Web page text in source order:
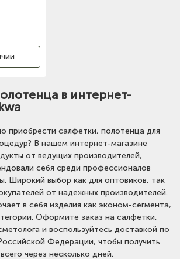
в интернет-
приобрести салфетки, полотенца для
В нашем интернет-магазине
от ведущих производителей,
себя среди профессионалов
Широкий выбор как для оптовиков, так
от надежных производителей.
в себя изделия как эконом-сегмента,
Оформите заказ на салфетки,
и воспользуйтесь доставкой по
Федерации, чтобы получить
через несколько дней.